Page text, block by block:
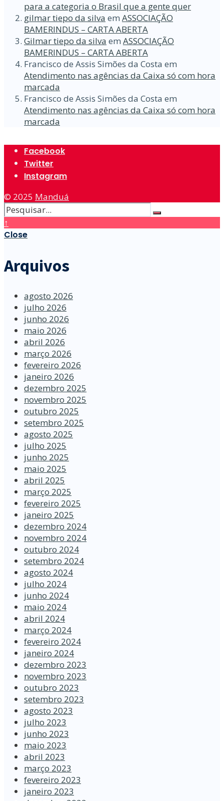
para a categoria o Brasil que a gente quer
gilmar tiepo da silva em ASSOCIAÇÃO
BAMERINDUS – CARTA ABERTA
Gilmar tiepo da silva em ASSOCIAÇÃO
BAMERINDUS – CARTA ABERTA
Francisco de Assis Simões da Costa em
Atendimento nas agências da Caixa só com hora
marcada
Francisco de Assis Simões da Costa em
Atendimento nas agências da Caixa só com hora
marcada
Facebook
Twitter
Instagram
© 2025 Manduá
↑
Close
Arquivos
agosto 2026
julho 2026
junho 2026
maio 2026
abril 2026
março 2026
fevereiro 2026
janeiro 2026
dezembro 2025
novembro 2025
outubro 2025
setembro 2025
agosto 2025
julho 2025
junho 2025
maio 2025
abril 2025
março 2025
fevereiro 2025
janeiro 2025
dezembro 2024
novembro 2024
outubro 2024
setembro 2024
agosto 2024
julho 2024
junho 2024
maio 2024
abril 2024
março 2024
fevereiro 2024
janeiro 2024
dezembro 2023
novembro 2023
outubro 2023
setembro 2023
agosto 2023
julho 2023
junho 2023
maio 2023
abril 2023
março 2023
fevereiro 2023
janeiro 2023